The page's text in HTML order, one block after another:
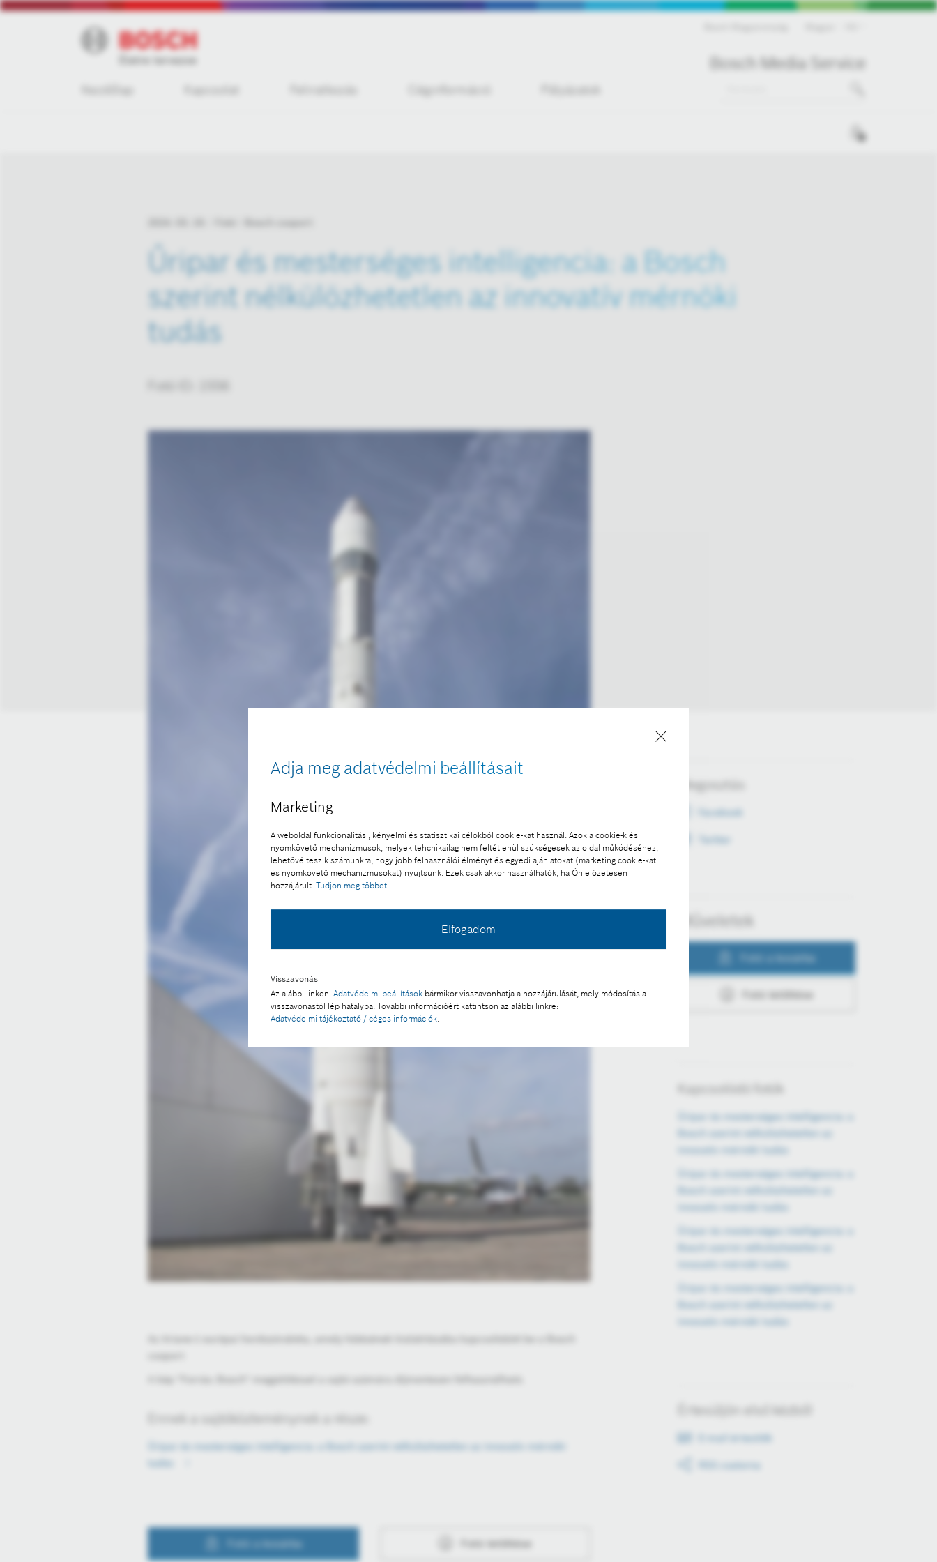
Adja meg adatvédelmi beállításait
Marketing
A weboldal funkcionalitási, kényelmi és statisztikai célokból cookie-kat használ. Azok a cookie-k és
nyomkövető mechanizmusok, melyek tehcnikailag nem feltétlenül szükségesek az oldal működéséhez,
lehetővé teszik számunkra, hogy jobb felhasználói élményt és egyedi ajánlatokat (marketing cookie-kat
és nyomkövető mechanizmusokat) nyújtsunk. Ezek csak akkor használhatók, ha Ön előzetesen
hozzájárult: Tudjon meg többet
Elfogadom
Visszavonás
Az alábbi linken: Adatvédelmi beállítások bármikor visszavonhatja a hozzájárulását, mely módosítás a
visszavonástól lép hatályba. További információért kattintson az alábbi linkre:
Adatvédelmi tájékoztató / céges információk
Bosch Media Service
Kezdőlap Kapcsolat Céginformáció
Űripar és mesterséges intelligencia: a Bosch
szerint nélkülözhetetlen az innovatív mérnöki
tudás
A kép "Forrás: Bosch" megjelöléssel a sajtó számára díjmentesen felhasználható.
Ennek a sajtóközleménynek a része:
Űripar és mesterséges intelligencia: a Bosch szerint nélkülözhetetlen az innovatív mérnöki
tudás
Fotó a kosárba Fotó letöltése
Megosztás
Facebook
Twitter
Műveletek
Fotó a kosárba
Fotó letöltése
Kapcsolódó fotók
Űripar és mesterséges intelligencia: a
Bosch szerint nélkülözhetetlen az
innovatív mérnöki tudás
Űripar és mesterséges intelligencia: a
Bosch szerint nélkülözhetetlen az
innovatív mérnöki tudás
Űripar és mesterséges intelligencia: a
Bosch szerint nélkülözhetetlen az
innovatív mérnöki tudás
Űripar és mesterséges intelligencia: a
Bosch szerint nélkülözhetetlen az
innovatív mérnöki tudás
Értesüljön első kézből
E-mail értesítők
RSS csatorna